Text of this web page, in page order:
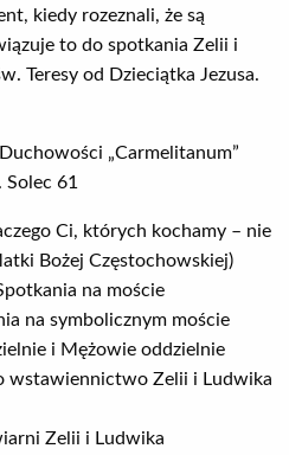
kiedy rozeznali, że są
to do spotkania Zelii i
Teresy od Dzieciątka Jezusa.
„Carmelitanum”
61
Ci, których kochamy – nie
Bożej Częstochowskiej)
na moście
na symbolicznym moście
i Mężowie oddzielnie
wstawiennictwo Zelii i Ludwika
Zelii i Ludwika